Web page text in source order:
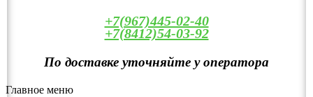
+7(967)445-02-40
+7(8412)54-03-92
По доставке уточняйте у оператора
Главное меню